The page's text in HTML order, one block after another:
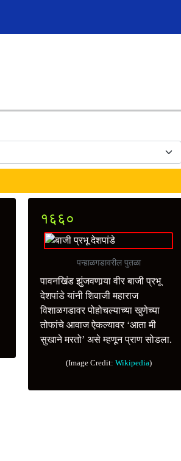
१६६०
पन्हाळगडावरील पुतळा
पावनखिंड झुंजवणार्‍या वीर बाजी प्रभू
देशपांडे यांनी शिवाजी महाराज
विशाळगडावर पोहोचल्याच्या खुणेच्या
तोफांचे आवाज ऐकल्यावर ‘आता मी
सुखाने मरतो’ असे म्हणून प्राण सोडला.
(Image Credit: Wikipedia)